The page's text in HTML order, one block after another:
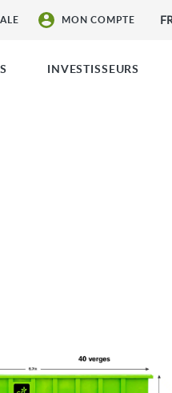
MON COMPTE
INVESTISSEURS